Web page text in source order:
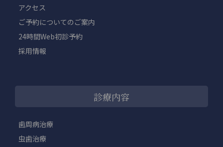
アクセス
ご予約についてのご案内
24時間Web初診予約
採用情報
診療内容
歯周病治療
虫歯治療